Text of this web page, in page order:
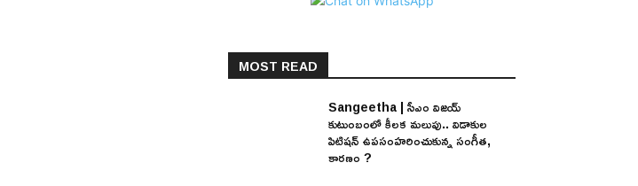
MOST READ
Sangeetha | సీఎం విజయ్
కుటుంబంలో కీలక మలుపు.. విడాకుల
పిటిషన్ ఉపసంహరించుకున్న సంగీత,
కారణం ?